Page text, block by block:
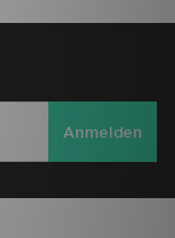
Anmelden